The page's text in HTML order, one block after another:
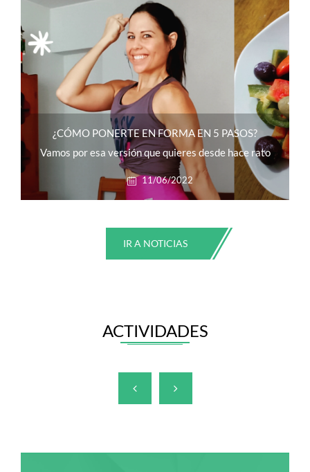
¿CÓMO PONERTE EN FORMA EN 5 PASOS?
Vamos por esa versión que quieres desde hace rato
11/06/2022
IR A NOTICIAS
ACTIVIDADES